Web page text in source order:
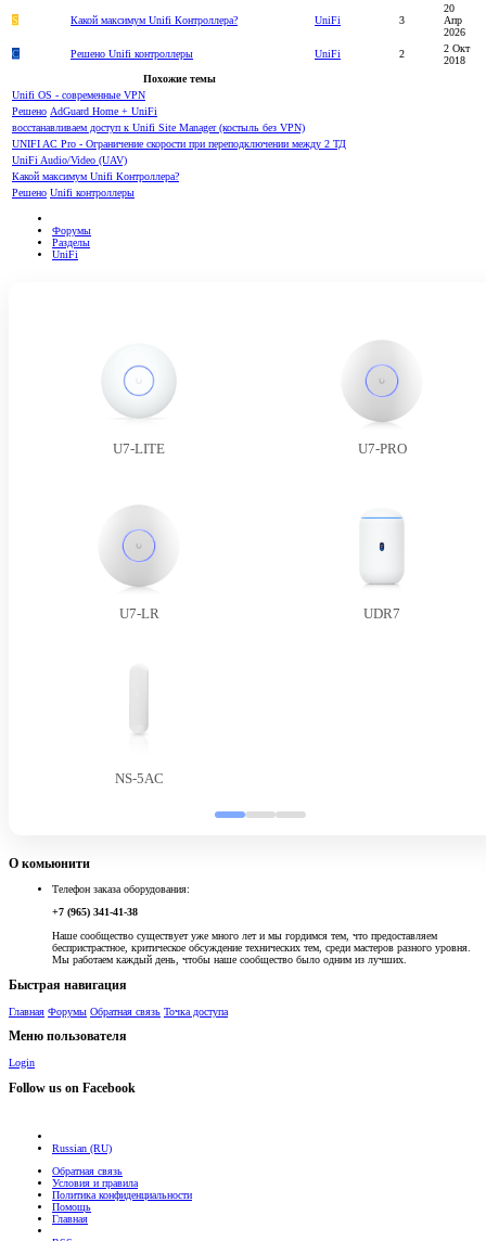
S Какой максимум Unifi Контроллера? UniFi 3
20
Апр
2026
C
Решено Unifi контроллеры UniFi 2
2 Окт
2018
Похожие темы
Unifi OS - современные VPN
Решено AdGuard Home + UniFi
восстанавливаем доступ к Unifi Site Manager (костыль без VPN)
UNIFI AC Pro - Ограничение скорости при переподключении между 2 ТД
UniFi Audio/Video (UAV)
Какой максимум Unifi Контроллера?
Решено Unifi контроллеры
Форумы
Разделы
UniFi
U7-LITE U7-PRO
U7-LR UDR7
NS-5AC
О комьюнити
Телефон заказа оборудования:
+7 (965) 341-41-38
Наше сообщество существует уже много лет и мы гордимся тем, что предоставляем
беспристрастное, критическое обсуждение технических тем, среди мастеров разного уровня.
Мы работаем каждый день, чтобы наше сообщество было одним из лучших.
Быстрая навигация
Главная Форумы Обратная связь Точка доступа
Меню пользователя
Login
Follow us on Facebook
Russian (RU)
Обратная связь
Условия и правила
Политика конфиденциальности
Помощь
Главная